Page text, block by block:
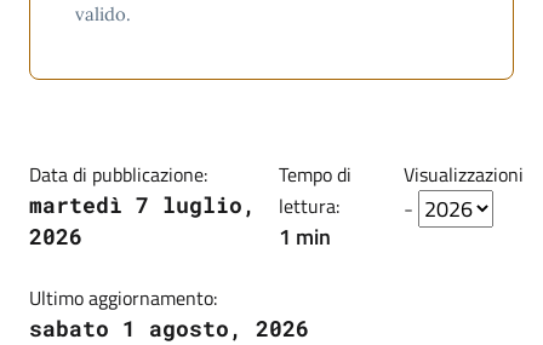
valido.
Data di pubblicazione:
martedì 7 luglio,
2026
Tempo di
lettura:
1 min
Visualizzazioni
-
Ultimo aggiornamento:
sabato 1 agosto, 2026